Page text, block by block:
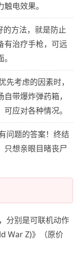
电效果。
方法，就是防止
有治疗手枪，可远
先考虑的因素时，
带爆炸弹药箱，
应对各种情况。
问题的答案！终结
只想亲眼目睹丧尸
分别是可联机动作
War Z)》（原价